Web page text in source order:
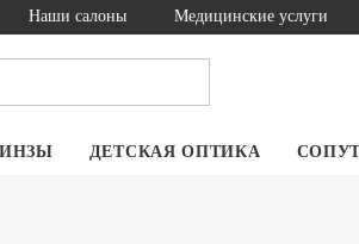
Наши салоны Медицинские услуги
ДЕТСКАЯ ОПТИКА